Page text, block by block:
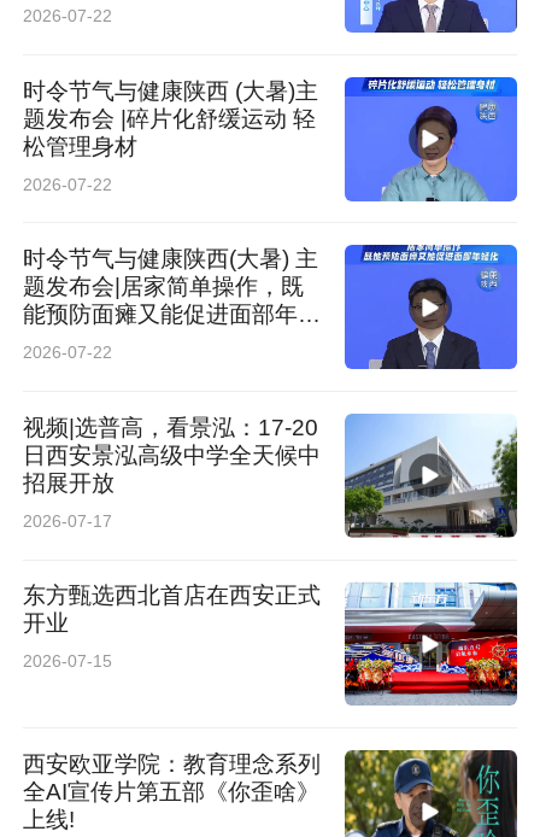
2026-07-22
时令节气与健康陕西 (大暑)主
题发布会 |碎片化舒缓运动 轻
松管理身材
2026-07-22
时令节气与健康陕西(大暑) 主
题发布会|居家简单操作，既
能预防面瘫又能促进面部年轻
化
2026-07-22
视频|选普高，看景泓：17-20
日西安景泓高级中学全天候中
招展开放
2026-07-17
东方甄选西北首店在西安正式
开业
2026-07-15
西安欧亚学院：教育理念系列
全AI宣传片第五部《你歪啥》
上线!